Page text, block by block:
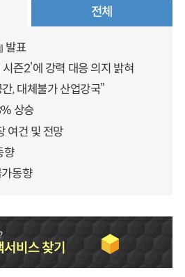
전체
발표
즌2’에 강력 대응 의지 밝혀
, 대체불가 산업강국”
상승
여건 및 전망
향
동향